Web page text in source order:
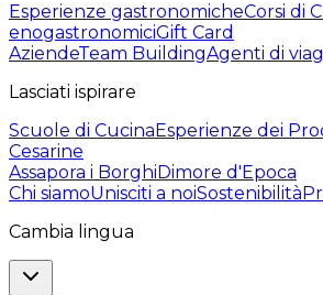
Esperienze gastronomicheCorsi di
enogastronomiciGift Card
AziendeTeam BuildingAgenti di
Lasciati ispirare
Scuole di CucinaEsperienze dei
Cesarine
Assapora i BorghiDimore d'Epoca
Chi siamoUnisciti a noiSostenibilità
Cambia lingua